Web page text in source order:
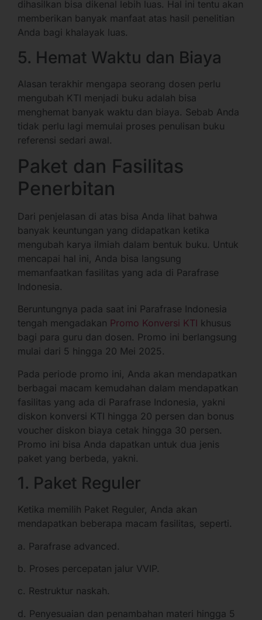
dihasilkan bisa dikenal lebih luas. Hal ini tentu akan
memberikan banyak manfaat atas hasil penelitian
Anda bagi khalayak luas.
5. Hemat Waktu dan Biaya
Alasan terakhir mengapa seorang dosen perlu
mengubah KTI menjadi buku adalah bisa
menghemat banyak waktu dan biaya. Sebab Anda
tidak perlu lagi memulai proses penulisan buku
referensi sedari awal.
Paket dan Fasilitas
Penerbitan
Dari penjelasan di atas bisa Anda lihat bahwa
banyak keuntungan yang didapatkan ketika
mengubah karya ilmiah dalam bentuk buku. Untuk
mencapai hal ini, Anda bisa langsung
memanfaatkan fasilitas yang ada di Parafrase
Indonesia.
Beruntungnya pada saat ini Parafrase Indonesia
tengah mengadakan Promo Konversi KTI khusus
bagi para guru dan dosen. Promo ini berlangsung
mulai dari 5 hingga 20 Mei 2025.
Pada periode promo ini, Anda akan mendapatkan
berbagai macam kemudahan dalam mendapatkan
fasilitas yang ada di Parafrase Indonesia, yakni
diskon konversi KTI hingga 20 persen dan bonus
voucher diskon biaya cetak hingga 30 persen.
Promo ini bisa Anda dapatkan untuk dua jenis
paket yang berbeda, yakni.
1. Paket Reguler
Ketika memilih Paket Reguler, Anda akan
mendapatkan beberapa macam fasilitas, seperti.
a. Parafrase advanced.
b. Proses percepatan jalur VVIP.
c. Restruktur naskah.
d. Penyesuaian dan penambahan materi hingga 5